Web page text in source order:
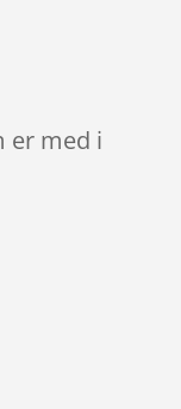
er med i